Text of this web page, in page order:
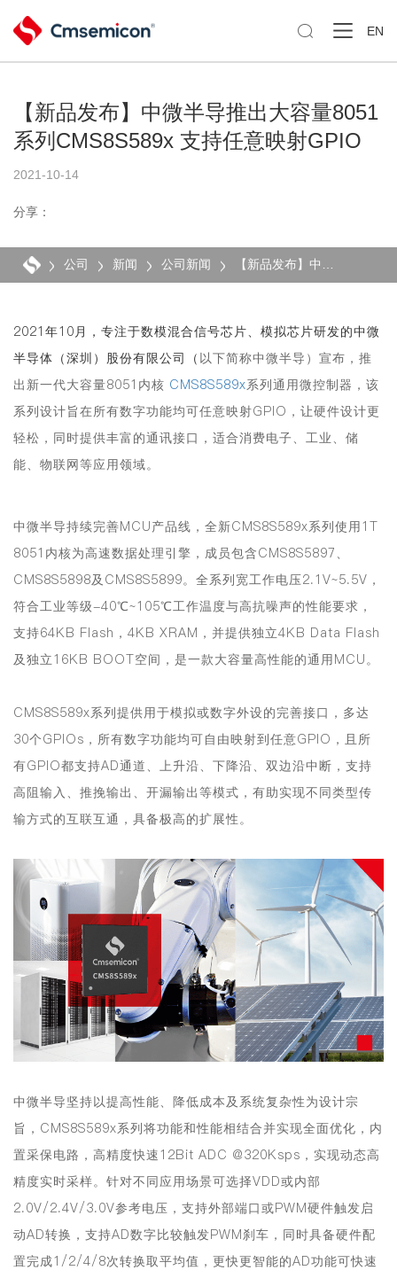
 EN
【新品发布】中微半导推出大容量8051
系列CMS8S589x 支持任意映射GPIO
2021-10-14
分享：
公司 新闻 公司新闻
2021年10月，专注于数模混合信号芯片、模拟芯片研发的中微
半导体（深圳）股份有限公司（ 以下简称中微半导）宣布，推
出新一代大容量8051内核 CMS8S589x系列通用微控制器，该
系列设计旨在所有数字功能均可任意映射GPIO，让硬件设计更
轻松，同时提供丰富的通讯接口，适合消费电子、工业、储
能、物联网等应用领域。
中微半导持续完善MCU产品线，全新CMS8S589x系列使用1T
8051内核为高速数据处理引擎，成员包含CMS8S5897、
CMS8S5898及CMS8S5899。全系列宽工作电压2.1V~5.5V，
符合工业等级-40℃~105℃工作温度与高抗噪声的性能要求，
支持64KB Flash，4KB XRAM，并提供独立4KB Data Flash
及独立16KB BOOT空间 ，是一款大容量高性能的通用MCU。
CMS8S589x系列提供用于模拟或数字外设的完善接口， 多达
30个GPIOs ，所有数字功能均可自由映射到任意GPIO，且所
有GPIO都支持AD通道、上升沿、下降沿、双边沿中断，支持
高阻输入、推挽输出、开漏输出等模式，有助实现不同类型传
输方式的互联互通，具备极高的扩展性。
中微半导坚持以提高性能、降低成本及系统复杂性为设计宗
旨，CMS8S589x系列将功能和性能相结合并实现全面优化，内
置采保电路， 高精度快速12Bit ADC @320Ksps，实现动态高
精度实时采样。针对不同应用场景可选择VDD或内部
2.0V/2.4V/3.0V参考电压，支持外部端口或PWM硬件触发启
动AD转换，支持AD数字比较触发PWM刹车，同时具备硬件配
置完成1/2/4/8次转换取平均值，更快更智能的AD功能可快速